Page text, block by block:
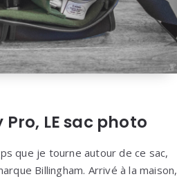
LE sac photo
que je tourne autour de ce sac,
Billingham. Arrivé à la maison,